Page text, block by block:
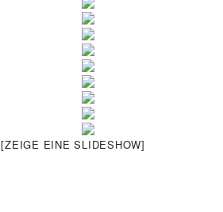
[ZEIGE EINE SLIDESHOW]